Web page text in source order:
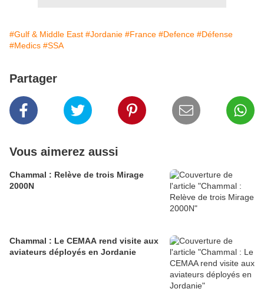
#Gulf & Middle East #Jordanie #France #Defence #Défense
#Medics #SSA
Partager
Vous aimerez aussi
Chammal : Relève de trois Mirage
2000N
Chammal : Le CEMAA rend visite aux
aviateurs déployés en Jordanie